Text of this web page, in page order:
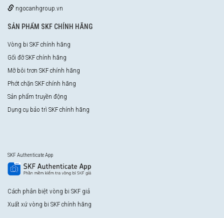
ngocanhgroup.vn
SẢN PHẨM SKF CHÍNH HÃNG
Vòng bi SKF chính hãng
Gối đỡ SKF chính hãng
Mỡ bôi trơn SKF chính hãng
Phớt chặn SKF chính hãng
Sản phẩm truyền động
Dụng cụ bảo trì SKF chính hãng
SKF Authenticate App
Cách phân biệt vòng bi SKF giả
Xuất xứ vòng bi SKF chính hãng